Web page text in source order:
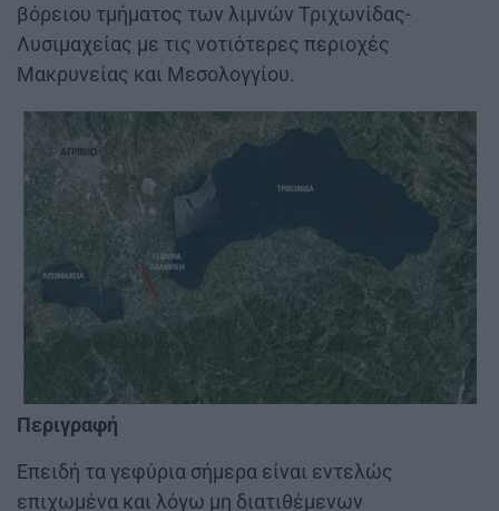
βόρειου τμήματος των λιμνών Τριχωνίδας-
Λυσιμαχείας με τις νοτιότερες περιοχές
Μακρυνείας και Μεσολογγίου.
Περιγραφή
Επειδή τα γεφύρια σήμερα είναι εντελώς
επιχωμένα και λόγω μη διατιθέμενων